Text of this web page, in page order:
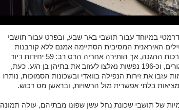
דרמטי במיוחד עבור תושבי באר שבע, ובפרט עבור תושבי
האיראנית המסיבית הסתיימה אמנם ללא קורבנות
בנפש הודות לנס ולמערכות ההגנה, אך הותירה אחריה הרס רב: 59 יחידות דיור
הוגדרו כלא ראויות למגורים, וכ-196 נפשות נאלצו לעזוב את בתיהן בן רגע. כעת,
את זירות הנפילה בוואדי ובשכונות הסמוכות, נותרו
בלתי אפשרית מול הרשויות, ובראשן מס רכוש.
של תושבי שכונת נחל עשן שפונו מבתיהם, עולה תמונה